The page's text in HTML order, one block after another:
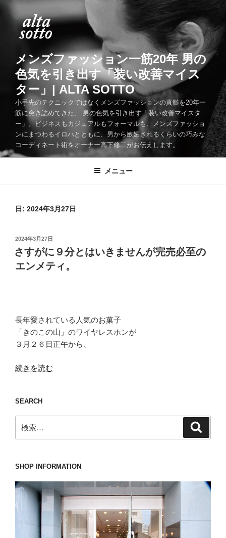
メンズファッション一筋20年 男の
色気を引き出す「装い改善マイス
ター」| ALTA SOTTO
小手先のテクニックではなくメンズファッションの真髄を20年一
筋に突き詰めてきた、 男の色気を引き出す「装い改善マイスタ
ー」。ビジネスもカジュアルもフォーマルも、メンズファッショ
ンにまつわるイロハとともに、男から嫉妬されるくらいの巧みな
コーディネート術をオーナー高下修二がお伝えします。
メニュー
日: 2024年3月27日
投
稿
日:
2024年3月27日
さすがに９分とはいきませんが完売必至の
エンメティ。
長年愛されている人気のお菓子
「きのこの山」のワイヤレスホンが
３月２６日正午から、
“さ
に
９
分
と
い
ま
ん
が
続きを読む
SEARCH
索:
SHOP INFORMATION